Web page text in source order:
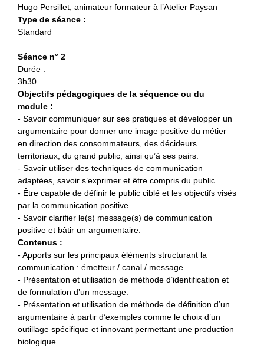
Hugo Persillet, animateur formateur à l’Atelier Paysan
Type de séance :
Standard
Séance n° 2
Durée :
3h30
Objectifs pédagogiques de la séquence ou du
module :
- Savoir communiquer sur ses pratiques et développer un
argumentaire pour donner une image positive du métier
en direction des consommateurs, des décideurs
territoriaux, du grand public, ainsi qu’à ses pairs.
- Savoir utiliser des techniques de communication
adaptées, savoir s’exprimer et être compris du public.
- Être capable de définir le public ciblé et les objectifs visés
par la communication positive.
- Savoir clarifier le(s) message(s) de communication
positive et bâtir un argumentaire.
Contenus :
- Apports sur les principaux éléments structurant la
communication : émetteur / canal / message.
- Présentation et utilisation de méthode d’identification et
de formulation d’un message.
- Présentation et utilisation de méthode de définition d’un
argumentaire à partir d’exemples comme le choix d’un
outillage spécifique et innovant permettant une production
biologique.